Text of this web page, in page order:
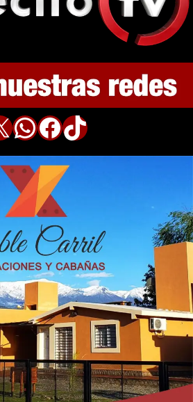
WhatsApp Facebook TikTok